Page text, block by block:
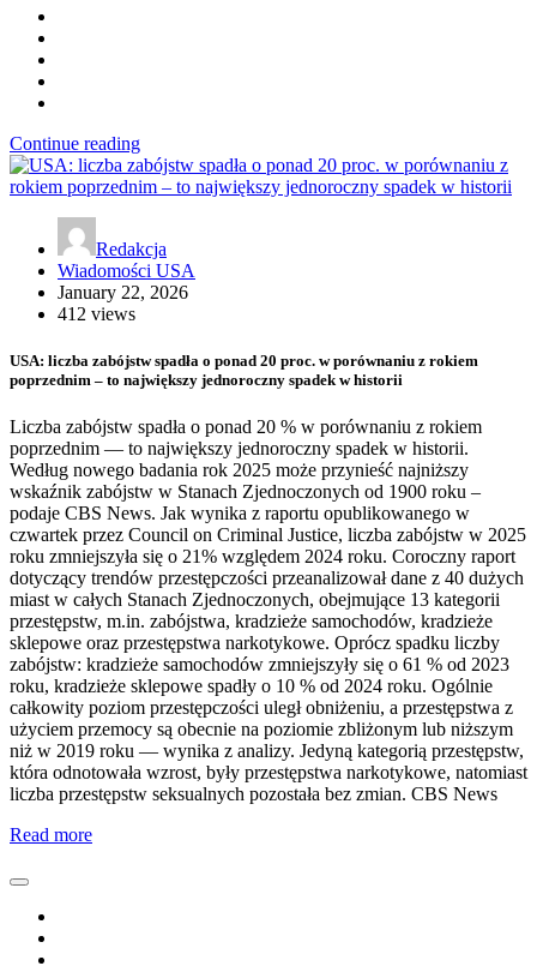
Continue reading
Redakcja
Wiadomości USA
January 22, 2026
412 views
USA: liczba zabójstw spadła o ponad 20 proc. w porównaniu z rokiem
poprzednim – to największy jednoroczny spadek w historii
Liczba zabójstw spadła o ponad 20 % w porównaniu z rokiem
poprzednim — to największy jednoroczny spadek w historii.
Według nowego badania rok 2025 może przynieść najniższy
wskaźnik zabójstw w Stanach Zjednoczonych od 1900 roku –
podaje CBS News. Jak wynika z raportu opublikowanego w
czwartek przez Council on Criminal Justice, liczba zabójstw w 2025
roku zmniejszyła się o 21% względem 2024 roku. Coroczny raport
dotyczący trendów przestępczości przeanalizował dane z 40 dużych
miast w całych Stanach Zjednoczonych, obejmujące 13 kategorii
przestępstw, m.in. zabójstwa, kradzieże samochodów, kradzieże
sklepowe oraz przestępstwa narkotykowe. Oprócz spadku liczby
zabójstw: kradzieże samochodów zmniejszyły się o 61 % od 2023
roku, kradzieże sklepowe spadły o 10 % od 2024 roku. Ogólnie
całkowity poziom przestępczości uległ obniżeniu, a przestępstwa z
użyciem przemocy są obecnie na poziomie zbliżonym lub niższym
niż w 2019 roku — wynika z analizy. Jedyną kategorią przestępstw,
która odnotowała wzrost, były przestępstwa narkotykowe, natomiast
liczba przestępstw seksualnych pozostała bez zmian. CBS News
Read more